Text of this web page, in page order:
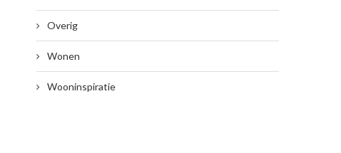
Overig
Wonen
Wooninspiratie